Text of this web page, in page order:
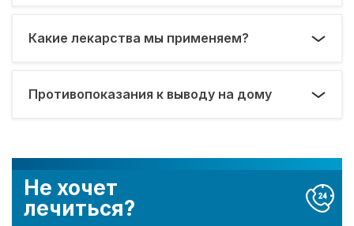
Не хочет
лечиться?
Какие лекарства мы применяем?
Противопоказания к выводу на дому